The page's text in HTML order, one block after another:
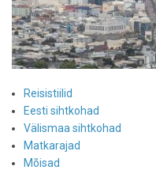
Reisistiilid
Eesti sihtkohad
Välismaa sihtkohad
Matkarajad
Mõisad